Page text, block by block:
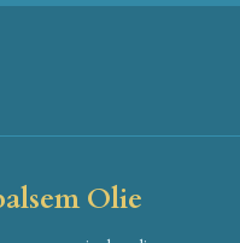
Olie